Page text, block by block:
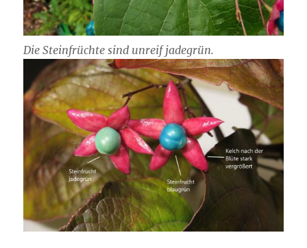
Die Steinfrüchte sind unreif jadegrün.